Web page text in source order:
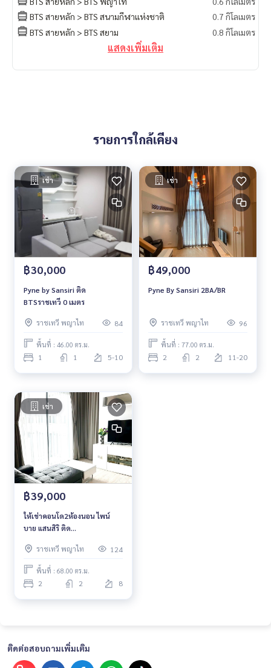
BTS สายหลัก > BTS สนามกีฬาแห่งชาติ
0.7 กิโลเมตร
BTS สายหลัก > BTS สยาม
0.8 กิโลเมตร
แสดงเพิ่มเติม
รายการใกล้เคียง
เช่า
฿30,000
Pyne by Sansiri ติด
BTSราชเทวี 0 เมตร
ราชเทวี พญาไท 84
พื้นที่ : 46.00 ตร.ม.
1 1 5-10
เช่า
฿49,000
Pyne By Sansiri 2BA/BR
ราชเทวี พญาไท 96
พื้นที่ : 77.00 ตร.ม.
2 2 11-20
เช่า
฿39,000
ให้เช่าคอนโด2ห้องนอน ไพน์
บาย แสนสิริ ติด
ราชเทวี พญาไท
124
พื้นที่ : 68.00 ตร.ม.
2 2 8
ติดต่อสอบถามเพิ่มเติม